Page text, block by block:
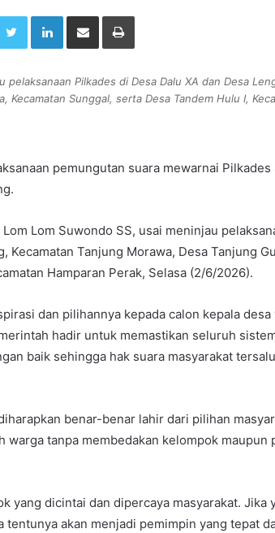
Twitter LinkedIn
Pilkades di Desa Dalu XA dan Desa
Kecamatan Sunggal, serta Desa Tandem Hulu I,
pemungutan suara mewarnai Pilkades
Lom Suwondo SS, usai meninjau
Kecamatan Tanjung Morawa, Desa Tanjung
Hamparan Perak, Selasa (2/6/2026).
dan pilihannya kepada calon kepala desa
hadir untuk memastikan seluruh
baik sehingga hak suara masyarakat
benar-benar lahir dari pilihan
tanpa membedakan kelompok maupun
yang dicintai dan dipercaya masyarakat. Jika
akan menjadi pemimpin yang tepat